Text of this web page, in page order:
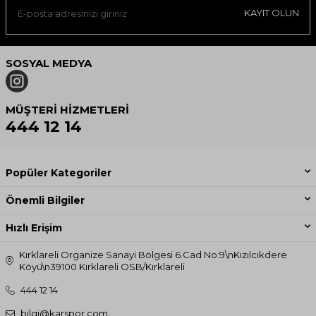
KAYIT OLUN
SOSYAL MEDYA
MÜŞTERI HIZMETLERI
444 12 14
Popüler Kategoriler
Önemli Bilgiler
Hızlı Erişim
Kırklareli Organize Sanayi Bölgesi 6.Cad No:9\nKızılcıkdere
Köyü\n39100 Kırklareli OSB/Kırklareli
444 12 14
bilgi@karspor.com